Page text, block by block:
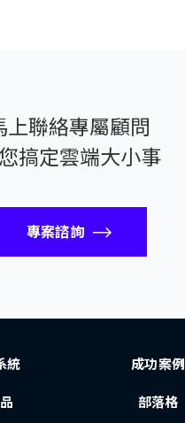
上聯絡專屬顧問
搞定雲端大小事
專案諮詢
統 成功案例
部落格